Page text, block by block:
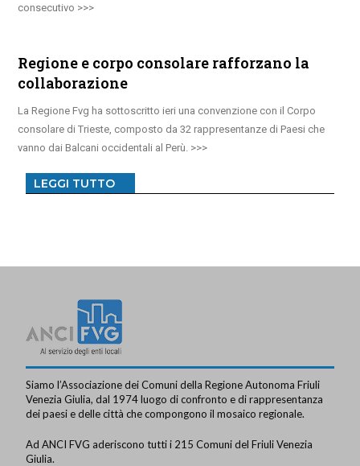
consecutivo
Regione e corpo consolare rafforzano la
collaborazione
La Regione Fvg ha sottoscritto ieri una convenzione con il Corpo
consolare di Trieste, composto da 32 rappresentanze di Paesi che
vanno dai Balcani occidentali al Perù.
LEGGI TUTTO
Siamo l’Associazione dei Comuni della Regione Autonoma Friuli
Venezia Giulia, dal 1974 luogo di confronto e di rappresentanza
dei paesi e delle città che compongono il mosaico regionale.
Ad ANCI FVG aderiscono tutti i 215 Comuni del Friuli Venezia
Giulia.